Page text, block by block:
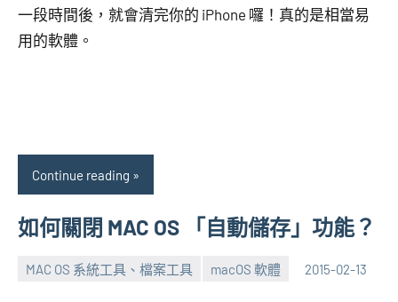
一段時間後，就會清完你的 iPhone 囉！真的是相當易
用的軟體。
Continue reading
如何關閉 MAC OS 「自動儲存」功能？
MAC OS 系統工具、檔案工具 macOS 軟體 2015-02-13